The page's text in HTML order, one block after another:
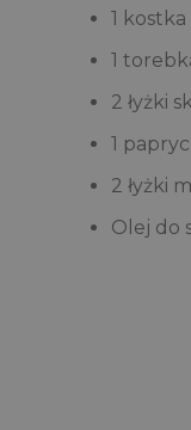
1
1
2 łyżki
1
2 łyżki
Olej do